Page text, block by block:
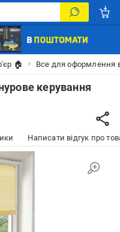
🏠 Все для оформлення
керування
Написати відгук про